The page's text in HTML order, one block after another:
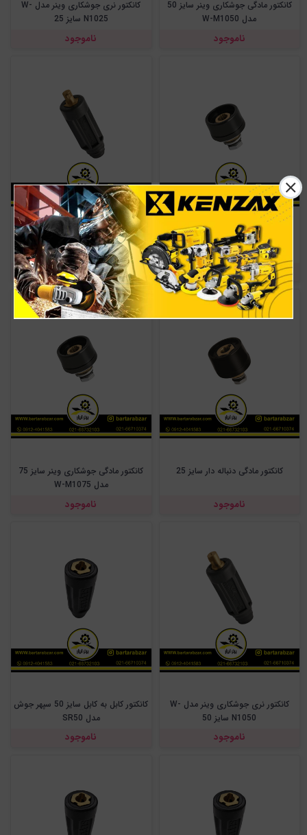
کانکتور مادگی جوشکاری وینر سایز 50
مدل W-M1050
ناموجود
کانکتور نری جوشکاری وینر مدل W-
N1025 سایز 25
ناموجود
کانکتور مادگی جوشکاری وینر سایز 25
مدل W-M1025
ناموجود
کانکتور نری جوشکاری وینر مدل W-
N1075 سایز 75
ناموجود
کانکتور مادگی دنباله دار سایز 25
ناموجود
کانکتور مادگی جوشکاری وینر سایز 75
مدل W-M1075
ناموجود
کانکتور نری جوشکاری وینر مدل W-
N1050 سایز 50
ناموجود
کانکتور کابل به کابل سایز 50 سپهر جوش
مدل SR50
ناموجود